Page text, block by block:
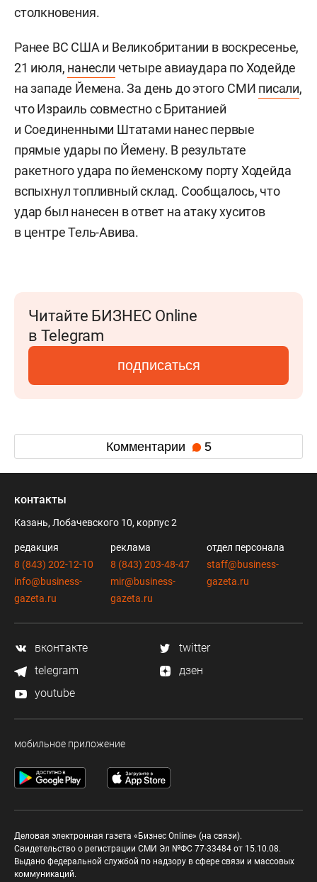
столкновения.
Ранее ВС США и Великобритании в воскресенье,
21 июля, нанесли четыре авиаудара по Ходейде
на западе Йемена. За день до этого СМИ писали,
что Израиль совместно с Британией
и Соединенными Штатами нанес первые
прямые удары по Йемену. В результате
ракетного удара по йеменскому порту Ходейда
вспыхнул топливный склад. Сообщалось, что
удар был нанесен в ответ на атаку хуситов
в центре Тель-Авива.
Читайте БИЗНЕС Online
в Telegram
подписаться
Комментарии 5
контакты
Казань, Лобачевского 10, корпус 2
редакция
8 (843) 202-12-10
info@business-
gazeta.ru
реклама
8 (843) 203-48-47
mir@business-
gazeta.ru
отдел персонала
staff@business-
gazeta.ru
вконтакте
twitter
telegram
дзен
youtube
мобильное приложение
Деловая электронная газета «Бизнес Online» (на связи).
Свидетельство о регистрации СМИ Эл №ФС 77-33484 от 15.10.08.
Выдано федеральной службой по надзору в сфере связи и массовых
коммуникаций.